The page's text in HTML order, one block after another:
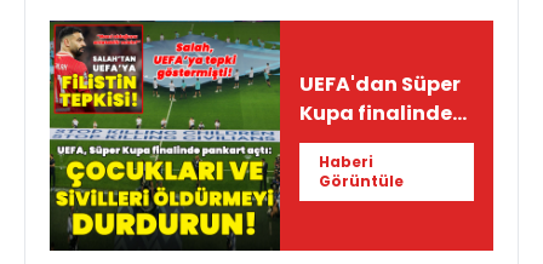
UEFA'dan Süper
Kupa finalinde
pankart!
Haberi
Görüntüle